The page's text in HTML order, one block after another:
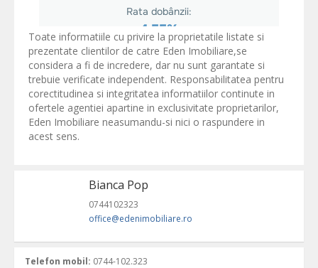
Toate informatiile cu privire la proprietatile listate si
prezentate clientilor de catre Eden Imobiliare,se
considera a fi de incredere, dar nu sunt garantate si
trebuie verificate independent. Responsabilitatea pentru
corectitudinea si integritatea informatiilor continute in
ofertele agentiei apartine in exclusivitate proprietarilor,
Eden Imobiliare neasumandu-si nici o raspundere in
acest sens.
Bianca Pop
0744102323
office@edenimobiliare.ro
Telefon mobil: 0744-102.323